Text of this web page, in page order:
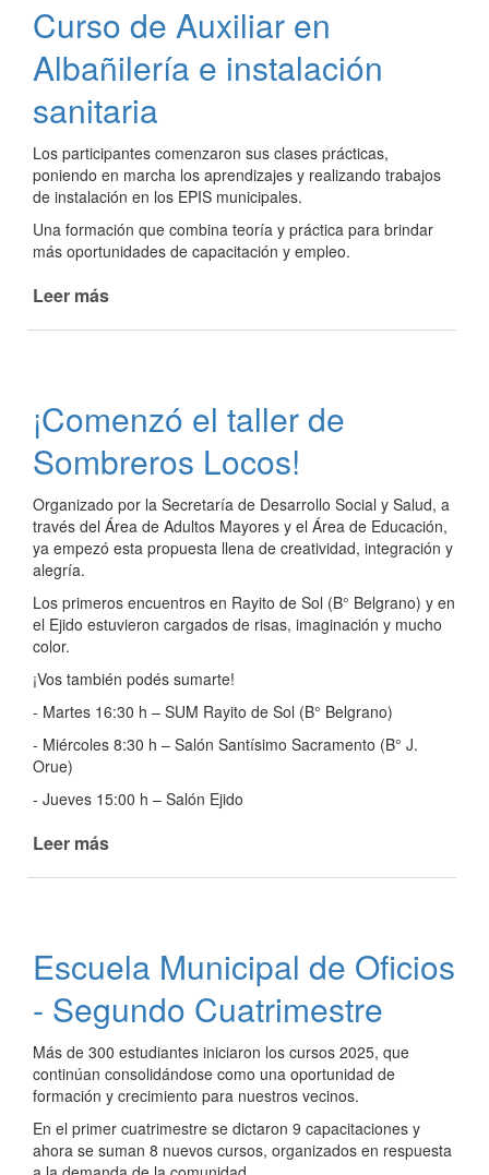
barrios
Curso de Auxiliar en
Albañilería e instalación
sanitaria
Los participantes comenzaron sus clases prácticas,
poniendo en marcha los aprendizajes y realizando trabajos
de instalación en los EPIS municipales.
Una formación que combina teoría y práctica para brindar
más oportunidades de capacitación y empleo.
Leer más
Albañilería
e
instalación
¡Comenzó el taller de
Sombreros Locos!
Organizado por la Secretaría de Desarrollo Social y Salud, a
través del Área de Adultos Mayores y el Área de Educación,
ya empezó esta propuesta llena de creatividad, integración y
alegría.
Los primeros encuentros en Rayito de Sol (B° Belgrano) y en
el Ejido estuvieron cargados de risas, imaginación y mucho
color.
¡Vos también podés sumarte!
- Martes 16:30 h – SUM Rayito de Sol (B° Belgrano)
- Miércoles 8:30 h – Salón Santísimo Sacramento (B° J.
Orue)
- Jueves 15:00 h – Salón Ejido
Leer más
Sombreros
Locos!
Escuela Municipal de Oficios
- Segundo Cuatrimestre
Más de 300 estudiantes iniciaron los cursos 2025, que
continúan consolidándose como una oportunidad de
formación y crecimiento para nuestros vecinos.
En el primer cuatrimestre se dictaron 9 capacitaciones y
ahora se suman 8 nuevos cursos, organizados en respuesta